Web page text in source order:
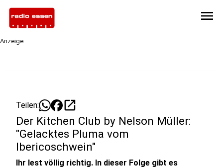
menu
Anzeige
Teilen: open_in_new
Der Kitchen Club by Nelson Müller:
"Gelacktes Pluma vom
Ibericoschwein"
Ihr lest völlig richtig. In dieser Folge gibt es